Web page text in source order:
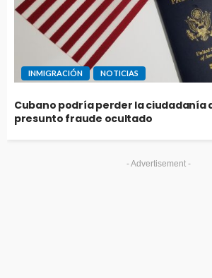
INMIGRACIÓN NOTICIAS
Cubano podría perder la ciudadanía
presunto fraude ocultado
- Advertisement -